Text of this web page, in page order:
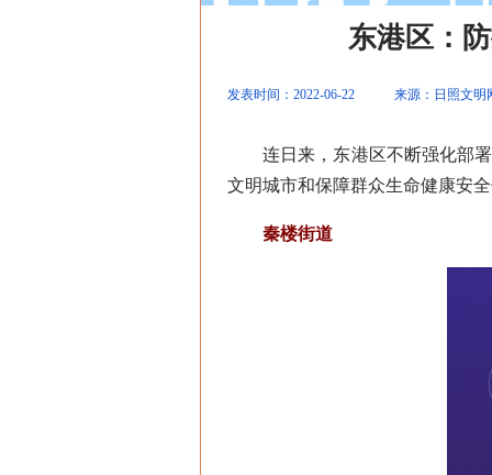
东港区：
发表时间：2022-06-22 来源：日照文明
连日来，东港区不断强化部署
文明城市和保障群众生命健康安
秦楼街道